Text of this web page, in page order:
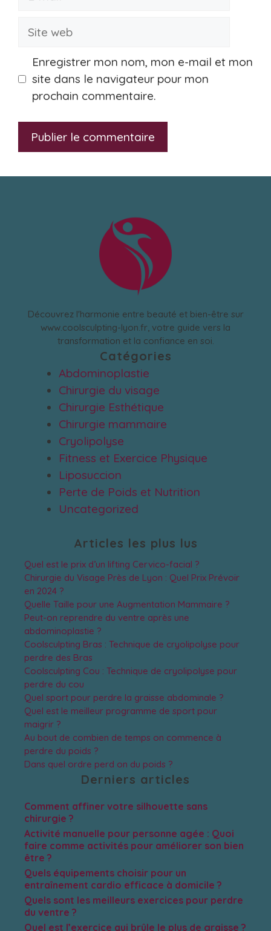
Site
Enregistrer mon nom, mon e-mail et mon
site dans le navigateur pour mon
prochain commentaire.
Découvrez l'harmonie entre beauté et bien-être sur
www.coolsculpting-lyon.fr, votre guide vers la
transformation et la confiance en soi.
Catégories
Abdominoplastie
Chirurgie du visage
Chirurgie Esthétique
Chirurgie mammaire
Cryolipolyse
Fitness et Exercice Physique
Liposuccion
Perte de Poids et Nutrition
Uncategorized
Articles les plus lus
Quel est le prix d’un lifting Cervico-facial ?
Chirurgie du Visage Près de Lyon : Quel Prix Prévoir
en 2024 ?
Quelle Taille pour une Augmentation Mammaire ?
Peut-on reprendre du ventre après une
abdominoplastie ?
Coolsculpting Bras : Technique de cryolipolyse pour
perdre des Bras
Coolsculpting Cou : Technique de cryolipolyse pour
perdre du cou
Quel sport pour perdre la graisse abdominale ?
Quel est le meilleur programme de sport pour
maigrir ?
Au bout de combien de temps on commence à
perdre du poids ?
Dans quel ordre perd on du poids ?
Derniers articles
Comment affiner votre silhouette sans
chirurgie ?
Activité manuelle pour personne agée : Quoi
faire comme activités pour améliorer son bien
être ?
Quels équipements choisir pour un
entraînement cardio efficace à domicile ?
Quels sont les meilleurs exercices pour perdre
du ventre ?
Quel est l’exercice qui brûle le plus de graisse ?